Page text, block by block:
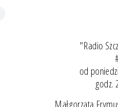
"Radio
od
godz.
Małgorzata